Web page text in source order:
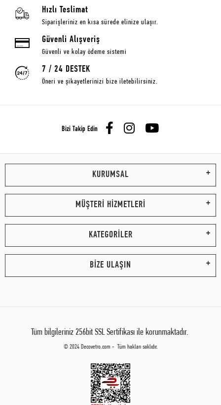
Hızlı Teslimat
Siparişleriniz en kısa sürede elinize ulaşır.
Güvenli Alışveriş
Güvenli ve kolay ödeme sistemi
7 / 24 DESTEK
Öneri ve şikayetlerinizi bize iletebilirsiniz.
Bizi Takip Edin
KURUMSAL
MÜŞTERİ HİZMETLERİ
KATEGORİLER
BİZE ULAŞIN
Tüm bilgileriniz 256bit SSL Sertifikası ile korunmaktadır.
© 2024 Decovetro.com - Tüm hakları saklıdır.